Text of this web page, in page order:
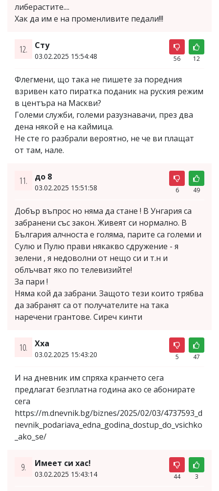
либерастите....
Хак да им е на променливите педали!!!
12. Сту
03.02.2025 15:54:48 56 12
Флегмени, що така не пишете за поредния
взривен като пиратка поданик на руския режим
в центъра на Маскви?
Големи служби, големи разузнавачи, през два
дена някой е на каймица.
Не сте го разбрали вероятно, не че ви плащат
от там, нале.
11. до 8
03.02.2025 15:51:58 6 49
Добър въпрос но няма да стане ! В Унгария са
забранени със закон. Живеят си нормално. В
България алчноста е голяма, парите са големи и
Сулю и Пулю прави някакво сдружение - я
зелени , я недоволни от нещо си и т.н и
облъчват яко по телевизийте!
За пари !
Няма кой да забрани. Защото тези които трябва
да забранят са от получателите на така
наречени грантове. Сиреч кинти
10. Хха
03.02.2025 15:43:20 5 47
И на дневник им спряха кранчето сега
предлагат безплатна година ако се абонирате
сега
https://m.dnevnik.bg/biznes/2025/02/03/4737593_d
nevnik_podariava_edna_godina_dostup_do_vsichko
_ako_se/
9. Имеет си хас!
03.02.2025 15:43:14 44 3